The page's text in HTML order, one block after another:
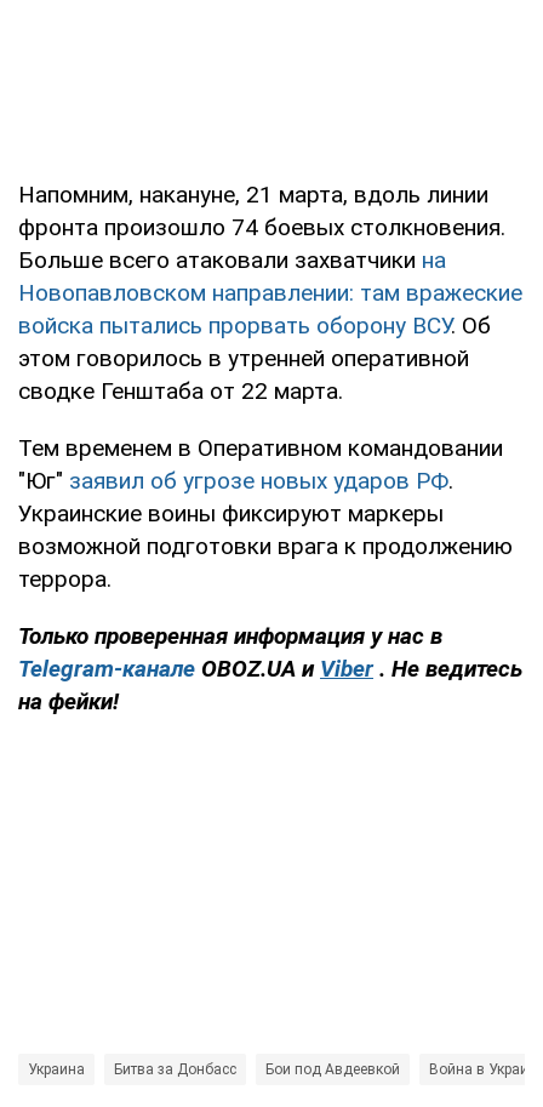
Напомним, накануне, 21 марта, вдоль линии
фронта произошло 74 боевых столкновения.
Больше всего атаковали захватчики на
Новопавловском направлении: там вражеские
войска пытались прорвать оборону ВСУ. Об
этом говорилось в утренней оперативной
сводке Генштаба от 22 марта.
Тем временем в Оперативном командовании
"Юг" заявил об угрозе новых ударов РФ.
Украинские воины фиксируют маркеры
возможной подготовки врага к продолжению
террора.
Только проверенная информация у нас в
Telegram-канале OBOZ.UA и Viber . Не ведитесь
на фейки!
Украина Битва за Донбасс Бои под Авдеевкой Война в Украине